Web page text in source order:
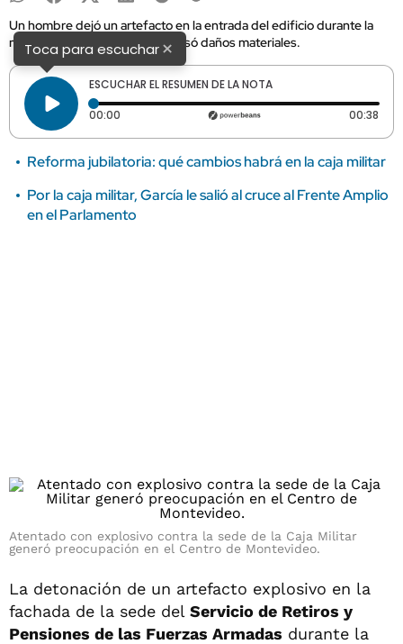
Un hombre dejó un artefacto en la entrada del edificio durante la
madrugada y la detonación causó daños materiales.
Toca para escuchar×
ESCUCHAR EL RESUMEN DE LA NOTA
00:00 Tiempo transcurrido: 0 segundos 00:38
Reforma jubilatoria: qué cambios habrá en la caja militar
Por la caja militar, García le salió al cruce al Frente Amplio
en el Parlamento
Atentado con explosivo contra la sede de la Caja Militar
generó preocupación en el Centro de Montevideo.
La detonación de un artefacto explosivo en la
fachada de la sede del Servicio de Retiros y
Pensiones de las Fuerzas Armadas durante la